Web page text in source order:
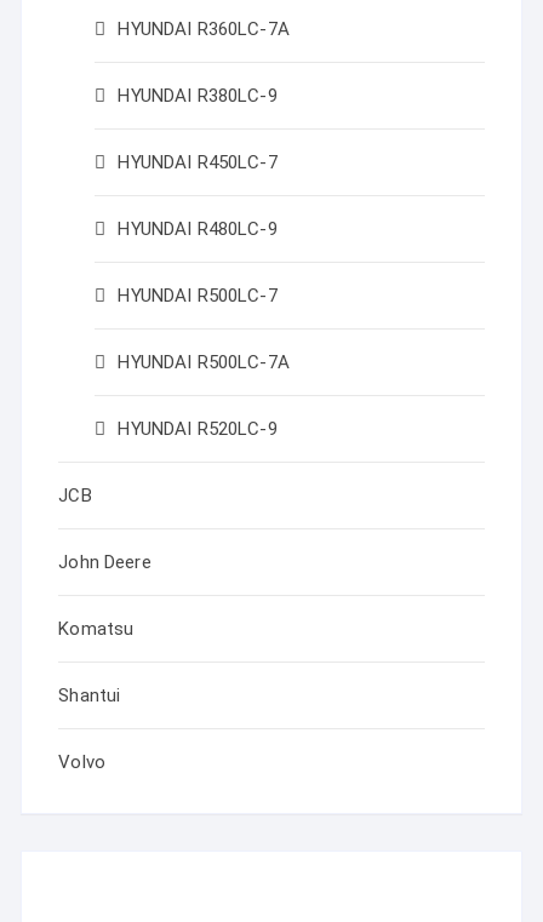
HYUNDAI R360LC-7A
HYUNDAI R380LC-9
HYUNDAI R450LC-7
HYUNDAI R480LC-9
HYUNDAI R500LC-7
HYUNDAI R500LC-7A
HYUNDAI R520LC-9
JCB
John Deere
Komatsu
Shantui
Volvo